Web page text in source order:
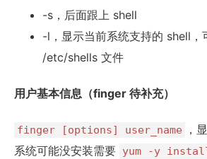
-s，后面跟上 shell
-l，显示当前系统支持的 shell，
/etc/shells 文件
用户基本信息（finger 待补充）
finger [options] user_name
，
系统可能没安装需要 yum -y